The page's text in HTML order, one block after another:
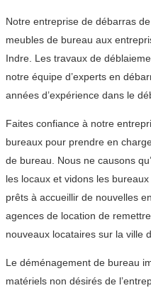
Notre entreprise de débarras
meubles de bureau aux
Indre. Les travaux de
notre équipe d’experts en
années d’expérience dans le
Faites confiance à notre
bureaux pour prendre en
de bureau. Nous ne causons
les locaux et vidons les
prêts à accueillir de nouvelles
agences de location de
nouveaux locataires sur la ville
Le déménagement de bureau
matériels non désirés de